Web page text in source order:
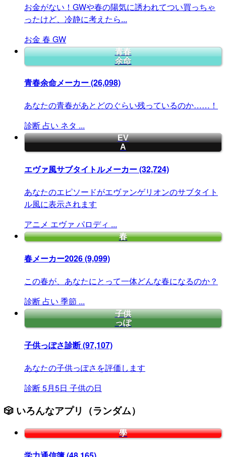
お金がない！GWや春の陽気に誘われてつい買っちゃ
ったけど、冷静に考えたら...
お金 春 GW
青春
余命
青春余命メーカー(26,098)
あなたの青春があとどのぐらい残っているのか……！
診断 占い ネタ ...
EV
A
エヴァ風サブタイトルメーカー(32,724)
あなたのエピソードがエヴァンゲリオンのサブタイト
ル風に表示されます
アニメ エヴァ パロディ ...
春
春メーカー2026(9,099)
この春が、あなたにとって一体どんな春になるのか？
診断 占い 季節 ...
子供
っぽ
子供っぽさ診断(97,107)
あなたの子供っぽさを評価します
診断5月5日 子供の日
🎲 いろんなアプリ（ランダム）
學